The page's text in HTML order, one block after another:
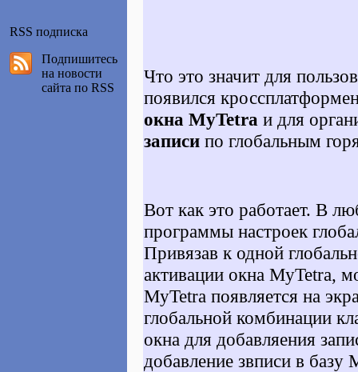
RSS подписка
Подпишитесь
на новости
сайта по RSS
Что это значит для
появился
окна MyTetra и для
записи по глобальным
Вот как это работает. В
программы настроек
Привязав к одной
активации окна MyTetra,
MyTetra появляется на
глобальной комбинации
окна для добавляения
добавление звписи в базу